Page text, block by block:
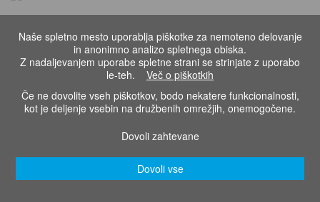
Naše spletno mesto uporablja piškotke za nemoteno delovanje
in anonimno analizo spletnega obiska.
Z nadaljevanjem uporabe spletne strani se strinjate z uporabo
le-teh. Več o piškotkih
Če ne dovolite vseh piškotkov, bodo nekatere funkcionalnosti,
kot je deljenje vsebin na družbenih omrežjih, onemogočene.
Dovoli zahtevane
Dovoli vse